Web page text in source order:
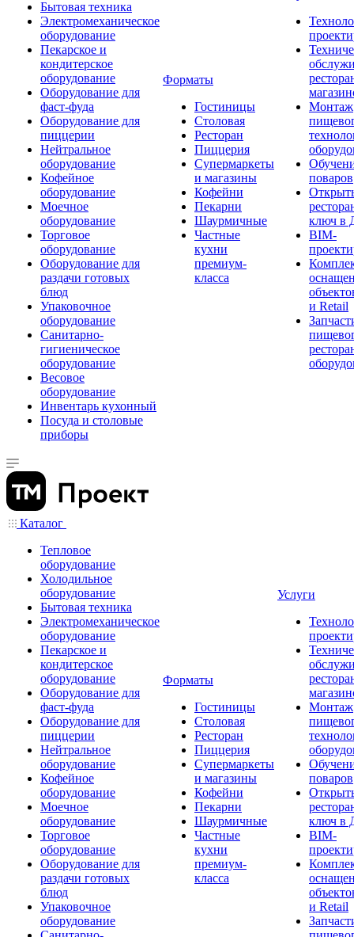
Бытовая техника
Электромеханическое
оборудование
Пекарское и
кондитерское
оборудование
Оборудование для
фаст-фуда
Оборудование для
пиццерии
Нейтральное
оборудование
Кофейное
оборудование
Моечное
оборудование
Торговое
оборудование
Оборудование для
раздачи готовых
блюд
Упаковочное
оборудование
Санитарно-
гигиеническое
оборудование
Весовое
оборудование
Инвентарь кухонный
Посуда и столовые
приборы
Форматы
Гостиницы
Столовая
Ресторан
Пиццерия
Супермаркеты
и магазины
Кофейни
Пекарни
Шаурмичные
Частные
кухни
премиум-
класса
Монтаж
поваров
ключ в
BIM-
и Retail
Каталог
Тепловое
оборудование
Холодильное
оборудование
Бытовая техника
Электромеханическое
оборудование
Пекарское и
кондитерское
оборудование
Оборудование для
фаст-фуда
Оборудование для
пиццерии
Нейтральное
оборудование
Кофейное
оборудование
Моечное
оборудование
Торговое
оборудование
Оборудование для
раздачи готовых
блюд
Упаковочное
оборудование
Форматы
Гостиницы
Столовая
Ресторан
Пиццерия
Супермаркеты
и магазины
Кофейни
Пекарни
Шаурмичные
Частные
кухни
премиум-
класса
Услуги
Монтаж
поваров
ключ в
BIM-
и Retail